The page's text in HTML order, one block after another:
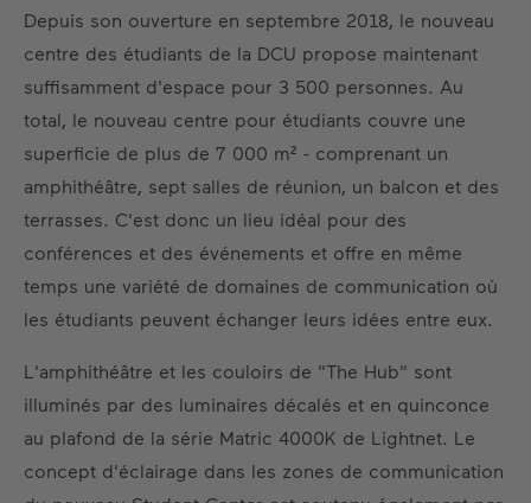
Depuis son ouverture en septembre 2018, le nouveau
centre des étudiants de la DCU propose maintenant
suffisamment d'espace pour 3 500 personnes. Au
total, le nouveau centre pour étudiants couvre une
superficie de plus de 7 000 m² - comprenant un
amphithéâtre, sept salles de réunion, un balcon et des
terrasses. C'est donc un lieu idéal pour des
conférences et des événements et offre en même
temps une variété de domaines de communication où
les étudiants peuvent échanger leurs idées entre eux.
L'amphithéâtre et les couloirs de "The Hub" sont
illuminés par des luminaires décalés et en quinconce
au plafond de la série Matric 4000K de Lightnet. Le
concept d'éclairage dans les zones de communication